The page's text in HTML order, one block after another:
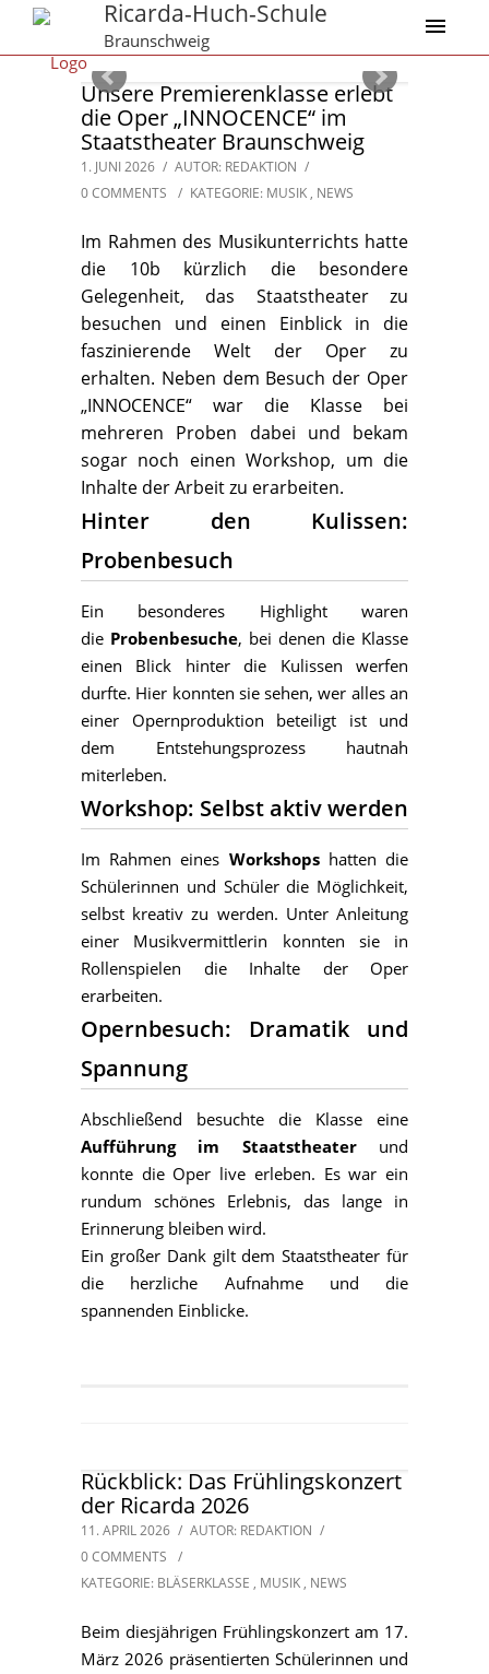
Ricarda-Huch-Schule
Braunschweig
Unsere Premierenklasse erlebt
die Oper „INNOCENCE“ im
Staatstheater Braunschweig
1. JUNI 2026 / AUTOR: REDAKTION /
0 COMMENTS
/ KATEGORIE: MUSIK , NEWS
Im Rahmen des Musikunterrichts hatte
die 10b kürzlich die besondere
Gelegenheit, das Staatstheater zu
besuchen und einen Einblick in die
faszinierende Welt der Oper zu
erhalten. Neben dem Besuch der Oper
„INNOCENCE“ war die Klasse bei
mehreren Proben dabei und bekam
sogar noch einen Workshop, um die
Inhalte der Arbeit zu erarbeiten.
Hinter den Kulissen:
Probenbesuch
Ein besonderes Highlight waren
die Probenbesuche, bei denen die Klasse
einen Blick hinter die Kulissen werfen
durfte. Hier konnten sie sehen, wer alles an
einer Opernproduktion beteiligt ist und
dem Entstehungsprozess hautnah
miterleben.
Workshop: Selbst aktiv werden
Im Rahmen eines Workshopshatten die
Schülerinnen und Schüler die Möglichkeit,
selbst kreativ zu werden. Unter Anleitung
einer Musikvermittlerin konnten sie in
Rollenspielen die Inhalte der Oper
erarbeiten.
Opernbesuch: Dramatik und
Spannung
Abschließend besuchte die Klasse eine
Aufführung im Staatstheaterund
konnte die Oper live erleben. Es war ein
rundum schönes Erlebnis, das lange in
Erinnerung bleiben wird.
Ein großer Dank gilt dem Staatstheater für
die herzliche Aufnahme und die
spannenden Einblicke.
Rückblick: Das Frühlingskonzert
der Ricarda 2026
11. APRIL 2026 / AUTOR: REDAKTION /
0 COMMENTS
/
KATEGORIE: BLÄSERKLASSE , MUSIK , NEWS
Beim diesjährigen Frühlingskonzert am 17.
März 2026 präsentierten Schülerinnen und